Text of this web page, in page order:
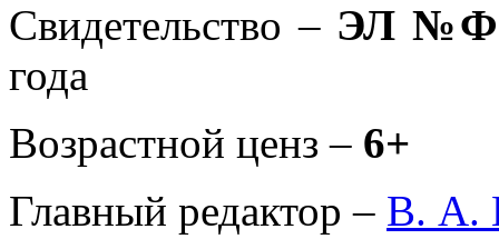
Свидетельство – ЭЛ
года
Возрастной ценз – 6+
Главный редактор – В. А.